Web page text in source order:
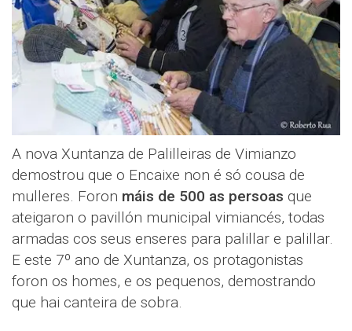
A nova Xuntanza de Palilleiras de Vimianzo
demostrou que o Encaixe non é só cousa de
mulleres. Foron máis de 500 as persoas que
ateigaron o pavillón municipal vimiancés, todas
armadas cos seus enseres para palillar e palillar.
E este 7º ano de Xuntanza, os protagonistas
foron os homes, e os pequenos, demostrando
que hai canteira de sobra.